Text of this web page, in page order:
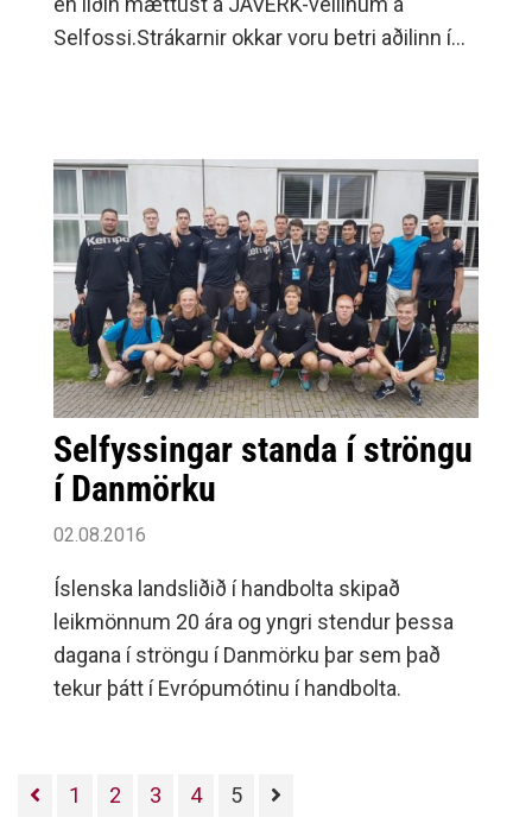
Selfossi.Strákarnir okkar voru betri aðilinn í
gestanna afar glæsilega.
Selfyssingar standa í ströngu
í Danmörku
02.08.2016
Íslenska landsliðið í handbolta skipað
leikmönnum 20 ára og yngri stendur þessa
dagana í ströngu í Danmörku þar sem það
tekur þátt í Evrópumótinu í handbolta.
1 2 3 4 5